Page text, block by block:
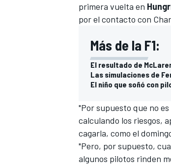
primera vuelta en
por el contacto con
Más de la F1:
El resultado de
Las simulaciones de
El niño que soñó con
"Por supuesto que no
calculando los riesgos,
cagarla, como el
"Pero, por supuesto,
algunos pilotos rinden